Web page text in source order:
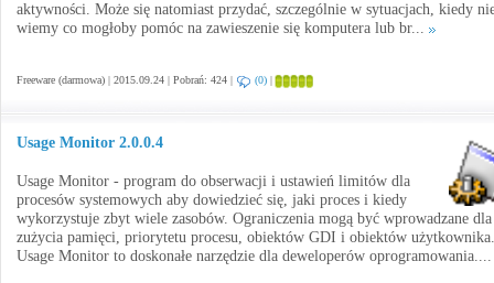
aktywności. Może się natomiast przydać, szczególnie w sytuacjach, kiedy
wiemy co mogłoby pomóc na zawieszenie się komputera lub br...
Freeware (darmowa) | 2015.09.24 | Pobrań: 424 | (0) |
Usage Monitor 2.0.0.4
Usage Monitor - program do obserwacji i ustawień limitów dla
procesów systemowych aby dowiedzieć się, jaki proces i kiedy
wykorzystuje zbyt wiele zasobów. Ograniczenia mogą być wprowadzane dla
zużycia pamięci, priorytetu procesu, obiektów GDI i obiektów użytkownika.
Usage Monitor to doskonałe narzędzie dla deweloperów